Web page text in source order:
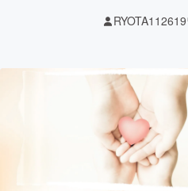
ジェクト
アート・写真
テクノロジー・ガジェ
映像・映画
RYOTA112619